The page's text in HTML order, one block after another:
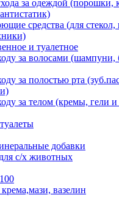
за одеждой (порошки,
средства (для стекол,
и туалетное
за волосами (шампуни,
за полостью рта
за телом (кремы, гели и
добавки
с/х животных
вазелин